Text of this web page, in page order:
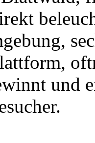
und